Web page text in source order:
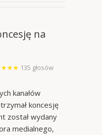
na
135 głosów
kanałów
koncesję
został wydany
medialnego,